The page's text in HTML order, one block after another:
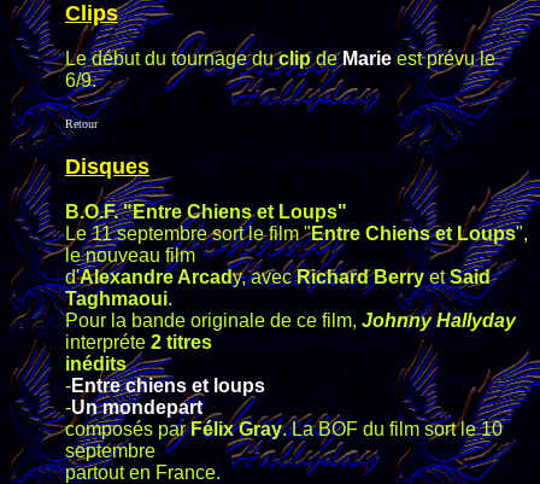
Clips
Le début du tournage duclipdeMarieest prévu le
6/9.
Retour
Disques
B.O.F. "Entre Chiens et Loups"
Le 11 septembre sort le film "Entre Chiens et Loups",
le nouveau film
d'Alexandre Arcady, avecRichard BerryetSaid
Taghmaoui.
Pour la bande originale de ce film,Johnny Hallyday
interpréte2 titres
inédits
-Entre chiens et loups
-Un mondepart
composés parFélix Gray. La BOF du film sort le 10
septembre
partout en France.